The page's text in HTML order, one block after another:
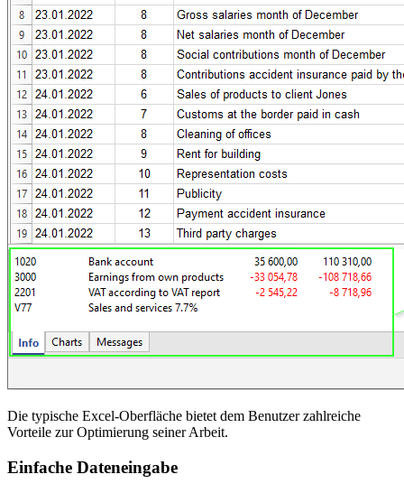
Die typische Excel-Oberfläche bietet dem Benutzer zahlreiche
Vorteile zur Optimierung seiner Arbeit.
Einfache Dateneingabe